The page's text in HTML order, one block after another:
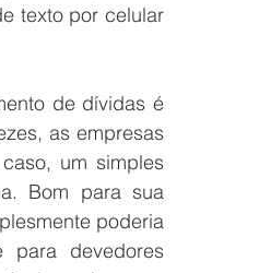
texto por celular
de dívidas é
as empresas
um simples
Bom para sua
poderia
para devedores